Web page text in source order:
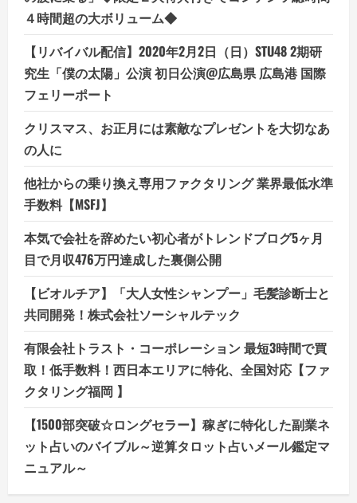
４時間超の大ボリューム◆
【リバイバル配信】2020年2月2日（日）STU48 2期研
究生「僕の太陽」公演 初日公演@広島県 広島港 国際
フェリーポート
クリスマス、お正月には素敵なプレゼントを大切なあ
の人に
他社からの乗り換え専用ファクタリング 業界最低水準
手数料【MSFJ】
本気で会社を辞めたい初心者がトレンドブログ5ヶ月
目で月収476万円達成した裏側公開
【ビオルチア】「大人女性シャンプー」毛髪診断士と
共同開発！株式会社ソーシャルテック
有限会社トラスト・コーポレーション 最短3時間で買
取！低手数料！西日本エリアに特化、全国対応【ファ
クタリング福岡 】
【1500部突破☆ロングセラー】稼ぎに特化した副業ネ
ット占いのバイブル～逆算タロット占いメール鑑定マ
ニュアル～